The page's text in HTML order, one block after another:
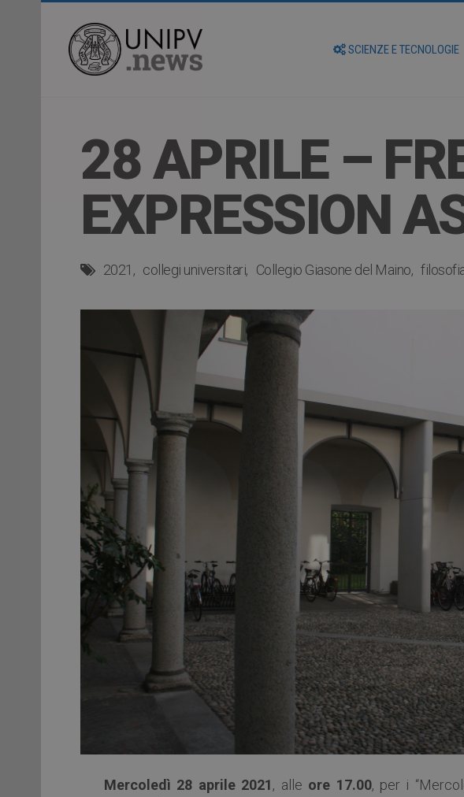
SCIENZE E TECNOLOGIE
28 APRILE –
EXPRESSION
2021 collegi universitari Collegio Giasone del Maino
Mercoledì 28 aprile 2021, alle ore 17.00, per i